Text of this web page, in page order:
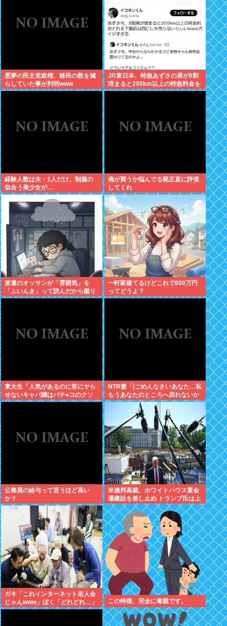
悪夢の民主党政権、移民の数を減
らしていた事が判明www
JR東日本、特急あずさの席が8割
埋まると200km以上の特急料金を
取れる下諏訪以西からの客にしか
経験人数は夫・1人だけ。制服の
似合う美少女が…
俺が買うか悩んでる靴正直に評価
してくれ
派遣のオッサンが「雰囲気」を
「ふいんき」って読んだから蹴り
飛ばしたわ...仕事舐めんな
一軒家建てるけどこれで800万円
ってどうよ？
東大生「人気があるのに客にヤら
せないキャバ嬢はパチ●コのクソ
台」 Twitter民絶賛の嵐www
NTR妻「(ごめんなさいあなた…私
もうあなたのところへ戻れないか
も…)」夫「帰ってこなくていい
公務員の給与って言うほど高い
か？
米連邦高裁、ホワイトハウス宴会
場建設を差し止め トランプ氏は上
訴へ 建設中なんだがどうなるの?
ガキ「これインターネット老人会
じゃんwww」ぼく「どれどれ…」
ガキ「ニコニコ！らきすた！ボカ
この特徴、完全に毒親です。